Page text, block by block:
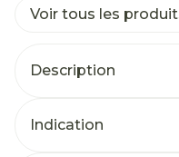
Voir tous les
Description
Indication